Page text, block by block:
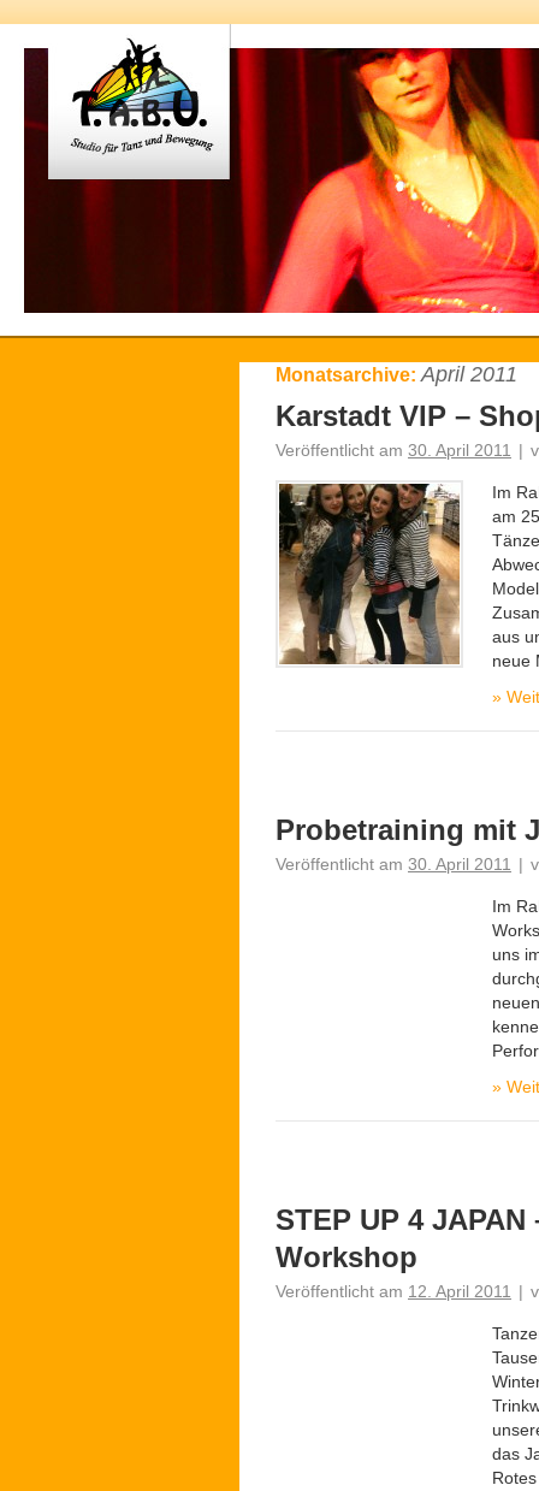
Monatsarchive: April 2011
Karstadt VIP –
Veröffentlicht am 30. April 2011 |
Im
am
aus
neue
»
Probetraining mit
Veröffentlicht am 30. April 2011 |
Im
uns
»
STEP UP 4
Workshop
Veröffentlicht am 12. April 2011 |
das